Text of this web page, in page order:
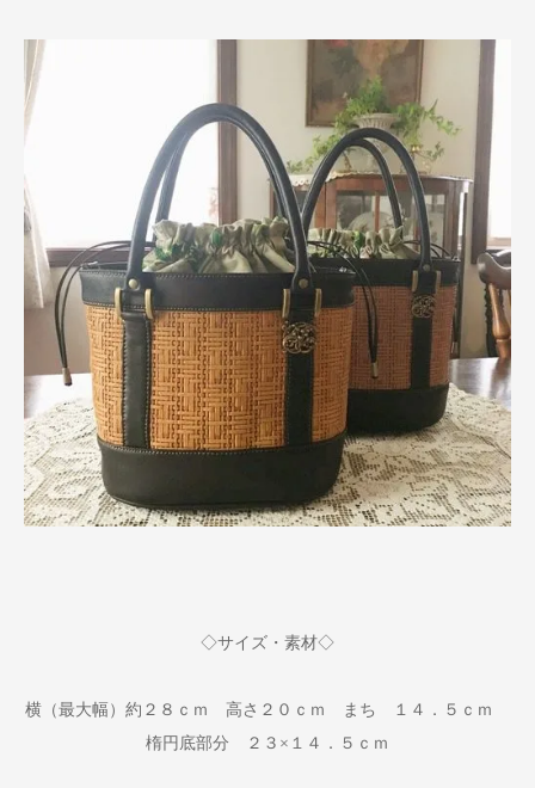
◇サイズ・素材◇
横（最大幅）約２８ｃｍ 高さ２０ｃｍ まち １４．５ｃｍ
楕円底部分 ２３×１４．５ｃｍ